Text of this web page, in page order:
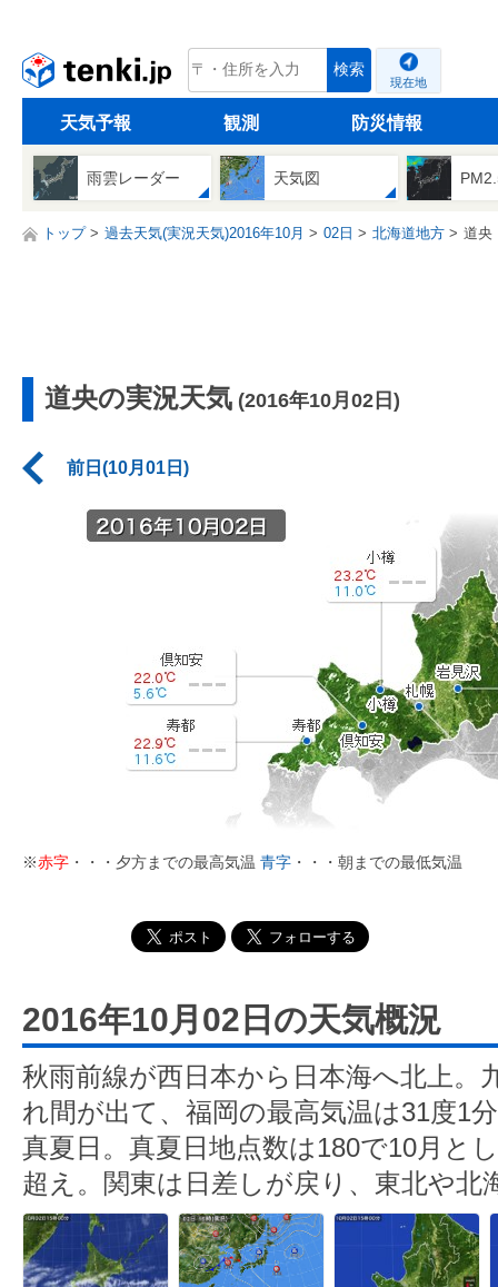
tenki.jp 検索
現在地
天気予報 観測 防災情報
雨雲レーダー 天気図
トップ 過去天気(実況天気)2016年10月 02日 北海道地方 道央
道央の実況天気 (2016年10月02日)
前日(10月01日)
※赤字 ・・・夕方までの最高気温 青字 ・・・朝までの最低気温
2016年10月02日の天気概況
秋雨前線が西日本から日本海へ北上。
れ間が出て、福岡の最高気温は31度1
真夏日。真夏日地点数は180で10月と
超え。関東は日差しが戻り、東北や北